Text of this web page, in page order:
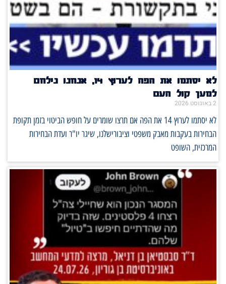
לא יסתמו את הפה לערוץ 14, אנחנו נילחם
למען קול העם
2 באוגוסט 2026
לא יסתמו לערוץ 14 את הפה אם תרצו שומרים על חופש הביטוי בזמן תקופת
הבחירות בעקבות מאבק משפטי וציבורישלנו, שיגר יו"ר ועדת הבחירות
המרכזית, השופט